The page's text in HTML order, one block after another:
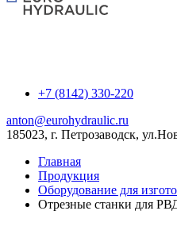
+7 (8142) 330-220
anton@eurohydraulic.ru
185023, г. Петрозаводск,
Главная
Продукция
Оборудование для
Отрезные станки для